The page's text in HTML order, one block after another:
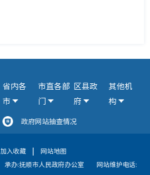
省内各
市
市直各部
门
区县政
府
其他机
构
政府网站抽查情况
加入收藏 |
网站地图
承办:抚顺市人民政府办公室
网站维护电话: